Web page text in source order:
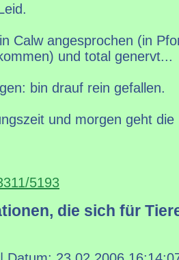
Calw angesprochen (in
und total genervt...
bin drauf rein gefallen.
und morgen geht die
5193
die sich für